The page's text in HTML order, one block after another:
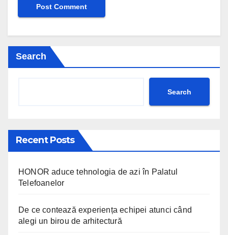
Search
Search
Recent Posts
HONOR aduce tehnologia de azi în Palatul
Telefoanelor
De ce contează experiența echipei atunci când
alegi un birou de arhitectură